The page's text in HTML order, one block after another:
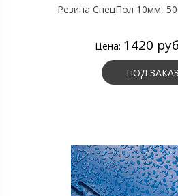
Резина СпецПол 10мм,
Цена: 1420
ПОД ЗАКАЗ